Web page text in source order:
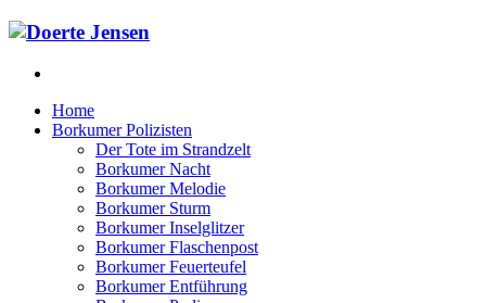
Home
Borkumer Polizisten
Der Tote im Strandzelt
Borkumer Nacht
Borkumer Melodie
Borkumer Sturm
Borkumer Inselglitzer
Borkumer Flaschenpost
Borkumer Feuerteufel
Borkumer Entführung